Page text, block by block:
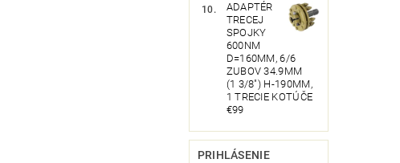
ADAPTÉR
TRECEJ
SPOJKY
600NM
D=160MM, 6/6
ZUBOV 34.9MM
(1 3/8") H-190MM,
1 TRECIE KOTÚČE
€99
PRIHLÁSENIE